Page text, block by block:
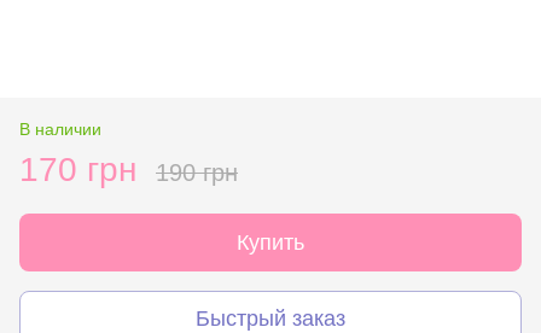
В наличии
170 грн 190 грн
Купить
Быстрый заказ